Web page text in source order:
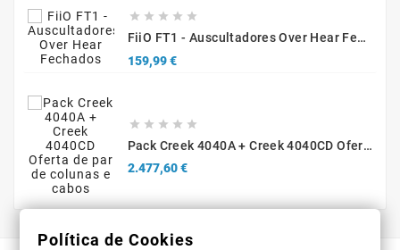
    
FiiO FT1 - Auscultadores Over Hear Fechados
159,99 €Precio
    
Pack Creek 4040A + Creek 4040CD Oferta De Par De Colunas E Cabos
2.477,60 €Precio
Política de Cookies